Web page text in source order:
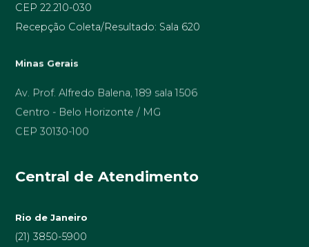
CEP 22.210-030
Recepção Coleta/Resultado: Sala 620
Minas Gerais
Av. Prof. Alfredo Balena, 189 sala 1506
Centro - Belo Horizonte / MG
CEP 30130-100
Central de Atendimento
Rio de Janeiro
(21) 3850-5900